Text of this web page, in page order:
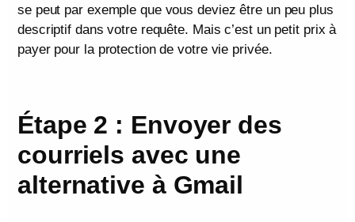
se peut par exemple que vous deviez être un peu plus
descriptif dans votre requête. Mais c’est un petit prix à
payer pour la protection de votre vie privée.
Étape 2 : Envoyer des
courriels avec une
alternative à Gmail